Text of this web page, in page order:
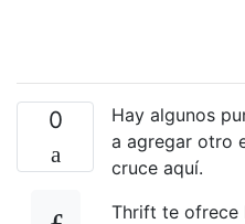
0
Hay algunos
a agregar otro
cruce aquí.
Thrift te ofrece